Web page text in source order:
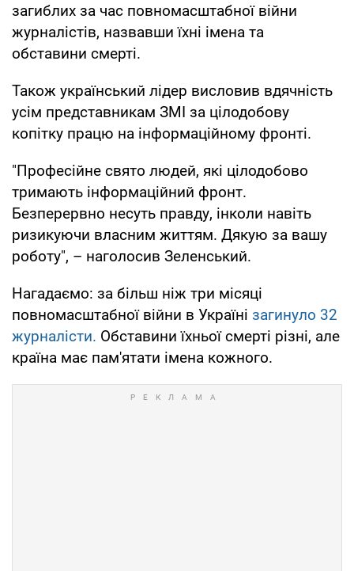
загиблих за час повномасштабної війни
журналістів, назвавши їхні імена та
обставини смерті.
Також український лідер висловив вдячність
усім представникам ЗМІ за цілодобову
копітку працю на інформаційному фронті.
"Професійне свято людей, які цілодобово
тримають інформаційний фронт.
Безперервно несуть правду, інколи навіть
ризикуючи власним життям. Дякую за вашу
роботу", – наголосив Зеленський.
Нагадаємо: за більш ніж три місяці
повномасштабної війни в Україні загинуло 32
журналісти. Обставини їхньої смерті різні, але
країна має пам'ятати імена кожного.